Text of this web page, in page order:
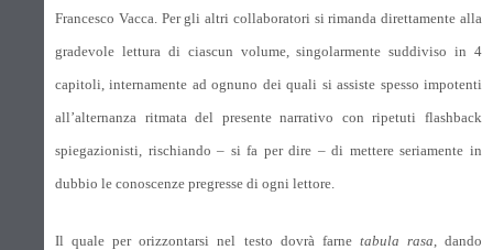
Francesco Vacca. Per gli altri collaboratori si rimanda direttamente alla
gradevole lettura di ciascun volume, singolarmente suddiviso in 4
capitoli, internamente ad ognuno dei quali si assiste spesso impotenti
all’alternanza ritmata del presente narrativo con ripetuti flashback
spiegazionisti, rischiando – si fa per dire – di mettere seriamente in
dubbio le conoscenze pregresse di ogni lettore.
Il quale per orizzontarsi nel testo dovrà farne tabula rasa, dando